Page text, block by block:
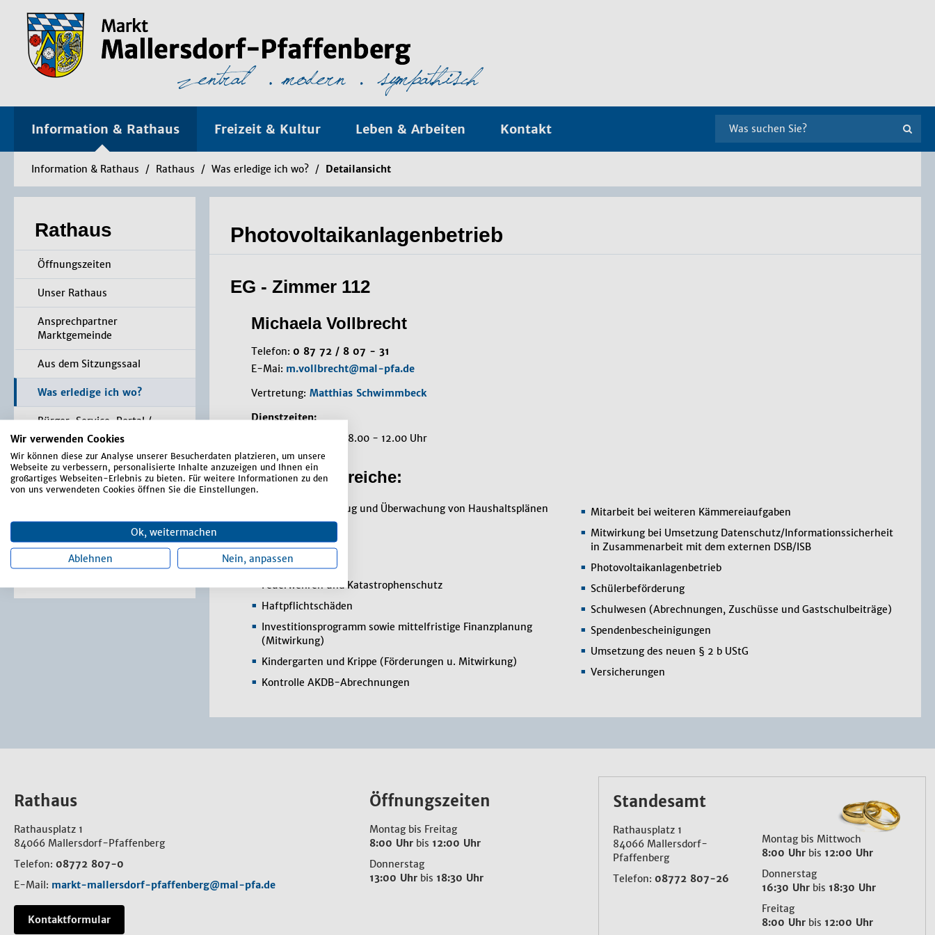
Wir verwenden Cookies
Wir können diese zur Analyse unserer Besucherdaten platzieren, um unsere
Webseite zu verbessern, personalisierte Inhalte anzuzeigen und Ihnen ein
großartiges Webseiten-Erlebnis zu bieten. Für weitere Informationen zu den
von uns verwendeten Cookies öffnen Sie die Einstellungen.
Ok, weitermachen
Ablehnen Nein, anpassen
Information & Rathaus Freizeit & Kultur Leben & Arbeiten Kontakt
Information & Rathaus / Rathaus / Was erledige ich wo? / Detailansicht
Photovoltaikanlagenbetrieb
EG - Zimmer 112
Michaela Vollbrecht
Telefon: 0 87 72 / 8 07 - 31
E-Mai: m.vollbrecht@mal-pfa.de
Vertretung: Matthias Schwimmbeck
Dienstzeiten:
Montag bis Freitag 08.00 - 12.00 Uhr
Aufgabenbereiche:
Aufstellung, Vollzug und Überwachung von Haushaltsplänen
(Mitwirkung)
Bürgschaften
Dienstunfälle
Feuerwehren und Katastrophenschutz
Haftpflichtschäden
Investitionsprogramm sowie mittelfristige Finanzplanung
(Mitwirkung)
Kindergarten und Krippe (Förderungen u. Mitwirkung)
Kontrolle AKDB-Abrechnungen
Mitarbeit bei weiteren Kämmereiaufgaben
Mitwirkung bei Umsetzung Datenschutz/Informationssicherheit
in Zusammenarbeit mit dem externen DSB/ISB
Photovoltaikanlagenbetrieb
Schülerbeförderung
Schulwesen (Abrechnungen, Zuschüsse und Gastschulbeiträge)
Spendenbescheinigungen
Umsetzung des neuen § 2 b UStG
Versicherungen
Rathaus
Öffnungszeiten
Unser Rathaus
Ansprechpartner
Marktgemeinde
Aus dem Sitzungssaal
Was erledige ich wo?
Bürger-Service-Portal /
Online Anträge
Formulare
Satzungen, Verordnungen,
Terminal / App
Rathaus
Rathausplatz 1
84066 Mallersdorf-Pfaffenberg
Telefon: 08772 807-0
E-Mail: markt-mallersdorf-pfaffenberg@mal-pfa.de
Kontaktformular
Öffnungszeiten
Montag bis Freitag
8:00 Uhrbis 12:00 Uhr
Donnerstag
13:00 Uhrbis 18:30 Uhr
Standesamt
Rathausplatz 1
84066 Mallersdorf-
Pfaffenberg
Telefon:08772 807-26
Montag bis Mittwoch
8:00 Uhr bis 12:00 Uhr
Donnerstag
16:30 Uhr bis 18:30 Uhr
Freitag
8:00 Uhr bis 12:00 Uhr